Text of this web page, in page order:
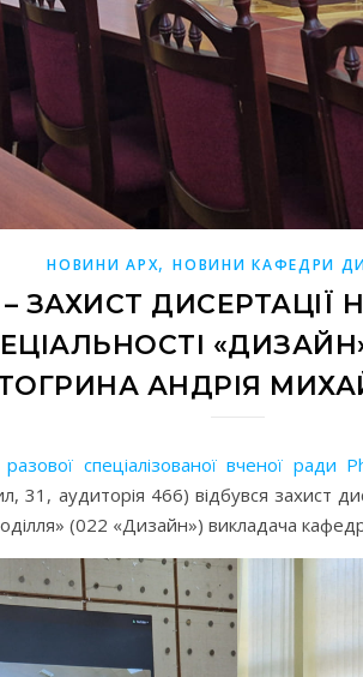
НОВИНИ АРХ,НОВИНИ КАФЕДРИ
ЗАХИСТ ДИСЕРТАЦІЇ
АНДРІЯ
разової спеціалізованої вченої ради
31, аудиторія 466) відбувся захист
Поділля» (022 «Дизайн») викладача